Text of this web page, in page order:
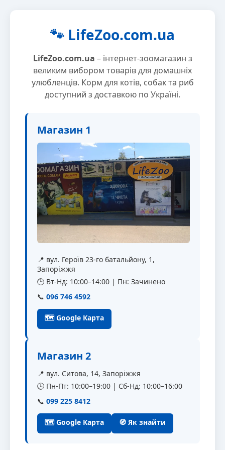
🐾 LifeZoo.com.ua
LifeZoo.com.ua – інтернет-зоомагазин з
великим вибором товарів для домашніх
улюбленців. Корм для котів, собак та риб
доступний з доставкою по Україні.
Магазин 1
📍 вул. Героїв 23-го батальйону, 1,
Запоріжжя
🕒 Вт-Нд: 10:00–14:00 | Пн: Зачинено
📞 096 746 4592
🗺 Google Карта
Магазин 2
📍 вул. Ситова, 14, Запоріжжя
🕒 Пн-Пт: 10:00–19:00 | Сб-Нд: 10:00–16:00
📞 099 225 8412
🗺 Google Карта 🧭 Як знайти